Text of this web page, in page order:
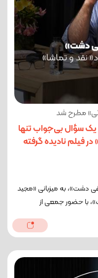
مطرح شد
سؤال بی‌جواب تنها
فیلم نادیده گرفته
دشت»، به میزبانی «مجید
با حضور جمعی از